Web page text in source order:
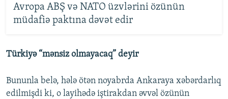
Avropa ABŞ və NATO üzvlərini özünün
müdafiə paktına dəvət edir
Türkiyə “mənsiz olmayacaq” deyir
Bununla belə, hələ ötən noyabrda Ankaraya xəbərdarlıq
edilmişdi ki, o layihədə iştirakdan əvvəl özünün